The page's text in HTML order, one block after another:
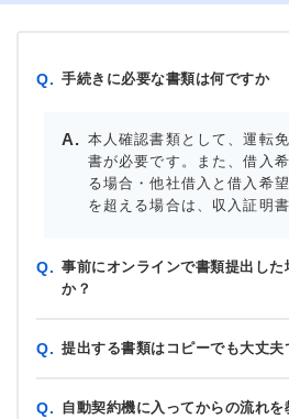
Q. 手続きに必要な書類は何ですか
本人確認書類として、運転
書が必要です。また、借入
る場合・他社借入と借入希
を超える場合は、収入証明
Q. 事前にオンラインで書類提出した
か？
Q. 提出する書類はコピーでも大丈夫
Q. 自動契約機に入ってからの流れ